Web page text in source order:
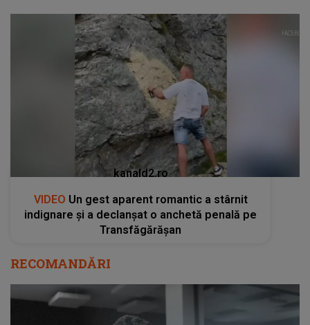
kanald2.ro
VIDEO Un gest aparent romantic a stârnit
indignare și a declanșat o anchetă penală pe
Transfăgărășan
RECOMANDĂRI